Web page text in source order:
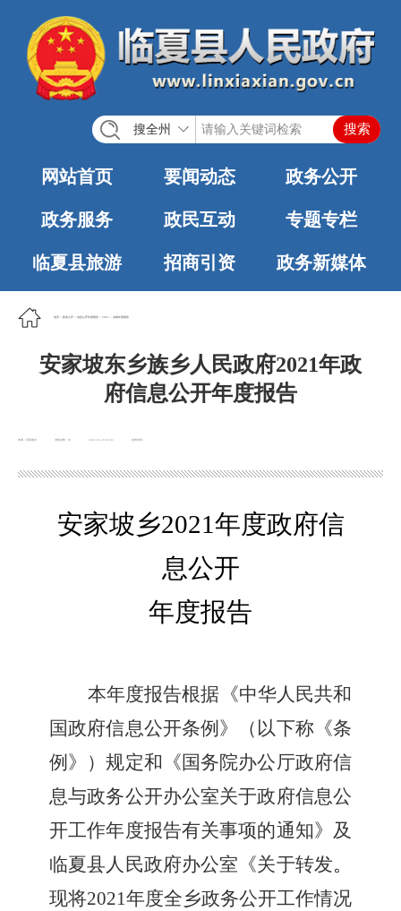
搜全州
网站首页 要闻动态 政务公开
政务服务 政民互动 专题专栏
临夏县旅游 招商引资 政务新媒体
首页 政务公开 信息公开年度报告 2021 乡镇年度报告
安家坡东乡族乡人民政府2021年政
府信息公开年度报告
来源：安家坡乡 浏览次数： 发布时间：
2022-01-19 04:02
安家坡乡2021年度政府信
息公开
年度报告
本年度报告根据《中华人民共和
国政府信息公开条例》（以下称《条
例》）规定和《国务院办公厅政府信
息与政务公开办公室关于政府信息公
开工作年度报告有关事项的通知》及
临夏县人民政府办公室《关于转发。
现将2021年度全乡政务公开工作情况